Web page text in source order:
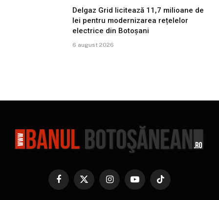
Delgaz Grid licitează 11,7 milioane de
lei pentru modernizarea rețelelor
electrice din Botoșani
6 august 2026
Facebook
X
InstagramYouTubeTikTok